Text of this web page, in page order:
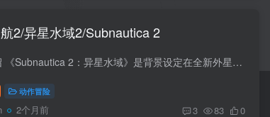
2/异星水域2/Subnautica 2
游戏介绍 《Subnautica 2：异星水域》是背景设定在全新外星世界的水下生存冒险游戏，由Unknown Worlds倾力打造。可以单人游玩，也可以与好友组队开启四人合作模式。建造专属基地，制作不同工具...
动作冒险
2个月前 3 83 0